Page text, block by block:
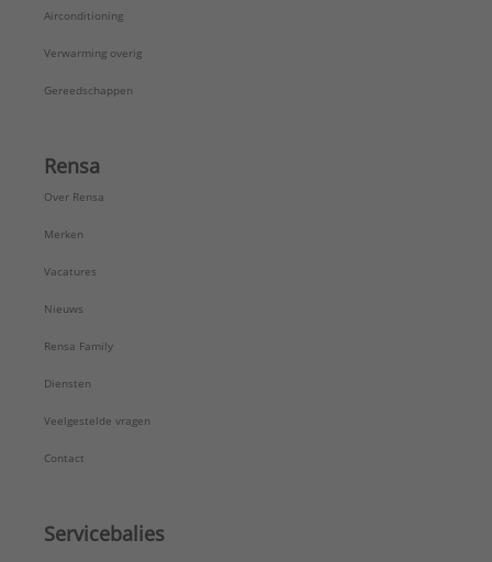
Airconditioning
Verwarming overig
Gereedschappen
Rensa
Over Rensa
Merken
Vacatures
Nieuws
Rensa Family
Diensten
Veelgestelde vragen
Contact
Servicebalies